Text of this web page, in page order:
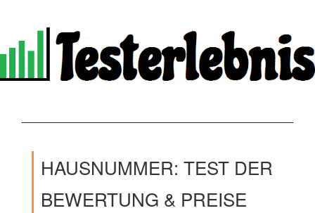
HAUSNUMMER: TEST DER
BEWERTUNG & PREISE